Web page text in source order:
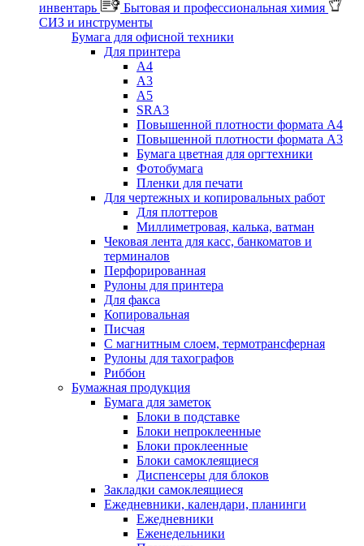
инвентарь
Бытовая и профессиональная химия
СИЗ и инструменты
Бумага для офисной техники
Для принтера
А4
А3
А5
SRA3
Повышенной плотности формата А4
Повышенной плотности формата А3
Бумага цветная для оргтехники
Фотобумага
Пленки для печати
Для чертежных и копировальных работ
Для плоттеров
Миллиметровая, калька, ватман
Чековая лента для касс, банкоматов и
терминалов
Перфорированная
Рулоны для принтера
Для факса
Копировальная
Писчая
С магнитным слоем, термотрансферная
Рулоны для тахографов
Риббон
Бумажная продукция
Бумага для заметок
Блоки в подставке
Блоки непроклеенные
Блоки проклеенные
Блоки самоклеящиеся
Диспенсеры для блоков
Закладки самоклеящиеся
Ежедневники, календари, планинги
Ежедневники
Еженедельники